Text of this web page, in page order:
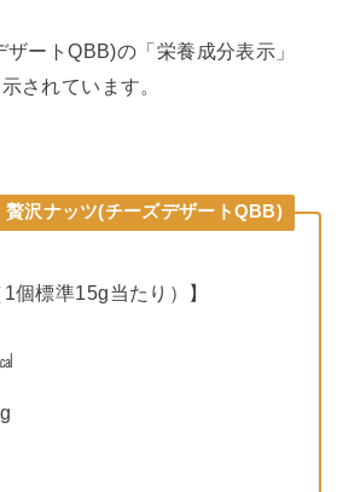
ートQBB)の「栄養成分表示」
されています。
贅沢ナッツ(チーズデザートQBB)
個標準15g当たり）】